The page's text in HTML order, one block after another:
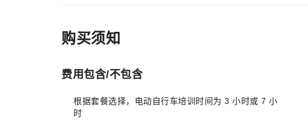
购买须知
费用包含/不包含
根据套餐选择，电动自行车培训时间为 3 小时或 7 小
时